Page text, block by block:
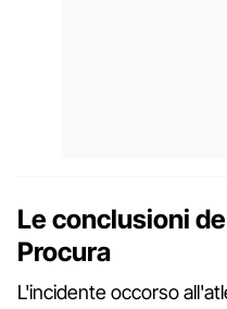
Le conclusioni
Procura
L'incidente occorso